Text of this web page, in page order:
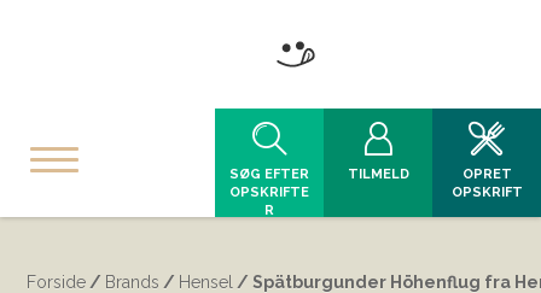
SØG EFTER
OPSKRIFTE
R
TILMELD
OPRET
OPSKRIFT
Forside / Brands / Hensel / Spätburgunder Höhenflug fra